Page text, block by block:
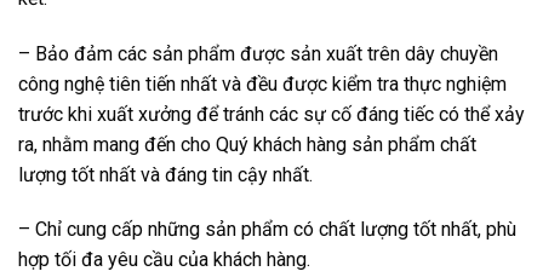
– Bảo đảm các sản phẩm được sản xuất trên dây chuyền
công nghệ tiên tiến nhất và đều được kiểm tra thực nghiệm
trước khi xuất xưởng để tránh các sự cố đáng tiếc có thể xảy
ra, nhằm mang đến cho Quý khách hàng sản phẩm chất
lượng tốt nhất và đáng tin cậy nhất.
– Chỉ cung cấp những sản phẩm có chất lượng tốt nhất, phù
hợp tối đa yêu cầu của khách hàng.